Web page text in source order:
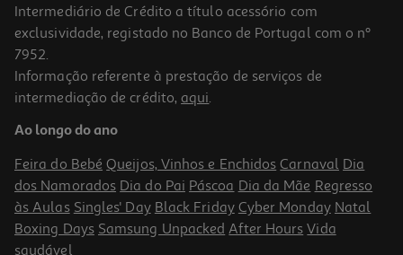
Instalação Placa Electrica + Forno A Gás
76.99 €/un
76,99 €
Intermediário de Crédito a título acessório com
exclusividade, registado no Banco de Portugal com o nº
7952.
Informação referente à prestação de serviços de
intermediação de crédito, aqui.
Ao longo do ano
Feira do Bebé Queijos, Vinhos e Enchidos Carnaval Dia
dos Namorados Dia do Pai Páscoa Dia da Mãe Regresso
às Aulas Singles' Day Black Friday Cyber Monday Natal
Boxing Days Samsung Unpacked After Hours Vida
saudável